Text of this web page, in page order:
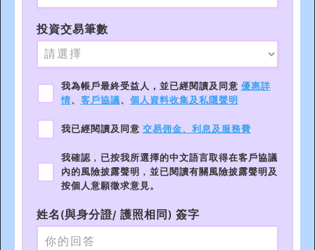
投資交易筆數
我為帳戶最終受益人，並已經閱讀及同意 優惠詳
情、 客戶協議、 個人資料收集及私隱聲明
我已經閱讀及同意 交易佣金、利息及服務費
我確認﹐已按我所選擇的中文語言取得在客戶協議
內的風險披露聲明﹐並已閱讀有關風險披露聲明及
按個人意願徵求意見。
姓名(與身分證/ 護照相同) 簽字